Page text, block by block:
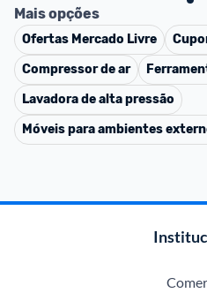
Mais opções
Ofertas Mercado Livre
Compressor de ar
Lavadora de alta pressão
Móveis para ambientes